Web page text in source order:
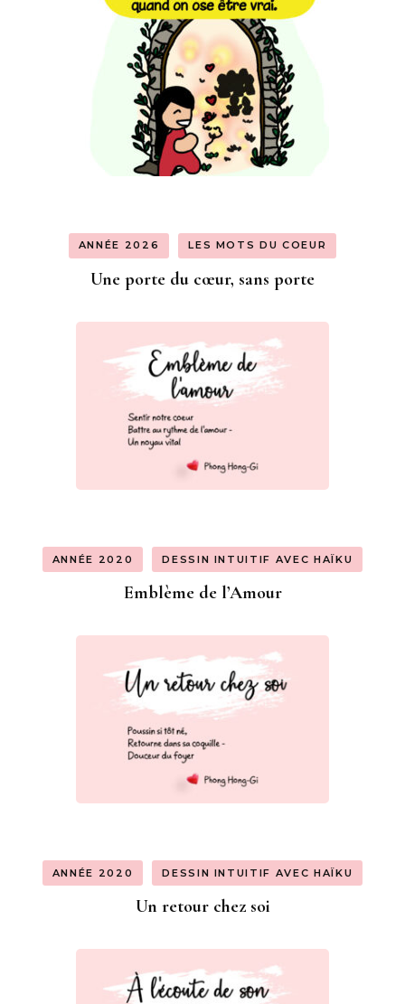
ANNÉE 2026 LES MOTS DU COEUR
Une porte du cœur, sans porte
ANNÉE 2020 DESSIN INTUITIF AVEC HAÏKU
Emblème de l’Amour
ANNÉE 2020 DESSIN INTUITIF AVEC HAÏKU
Un retour chez soi